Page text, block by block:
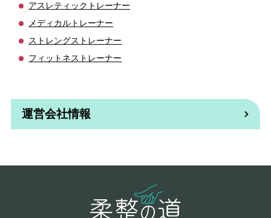
アスレティックトレーナー
メディカルトレーナー
ストレングストレーナー
フィットネストレーナー
運営会社情報